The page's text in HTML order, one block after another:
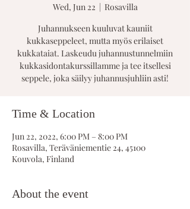
Wed, Jun 22
  |
Rosavilla
Juhannukseen kuuluvat kauniit
kukkaseppeleet, mutta myös erilaiset
kukkataiat. Laskeudu juhannustunnelmiin
kukkasidontakurssillamme ja tee itsellesi
seppele, joka säilyy juhannusjuhliin asti!
Time & Location
Jun 22, 2022, 6:00 PM – 8:00 PM
Rosavilla, Teräväniementie 24, 45100
Kouvola, Finland
About the event